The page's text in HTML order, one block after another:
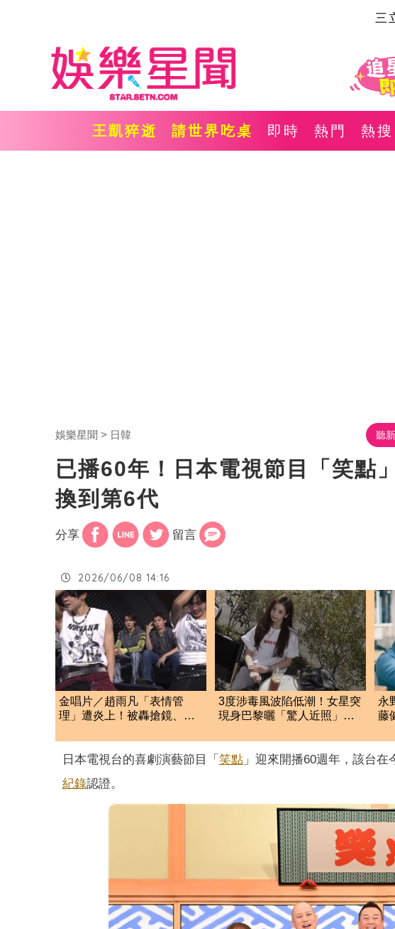
三
王凱猝逝 請世界吃桌 即時 熱門 熱搜
娛樂星聞 日韓 聽
已播60年！日本電視節目「笑
換到第6代
分享 留言
2026/06/08 14:16
金唱片／趙雨凡「表情管
理」遭炎上！被轟搶鏡、不
3度涉毒風波陷低潮！女星突
現身巴黎曬「驚人近照」
永
藤
日本電視台的喜劇演藝節目「 笑點 」迎來開播60週年，該台
紀錄認證。